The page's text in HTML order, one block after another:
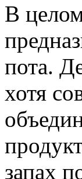
В
пота.
хотя
запах